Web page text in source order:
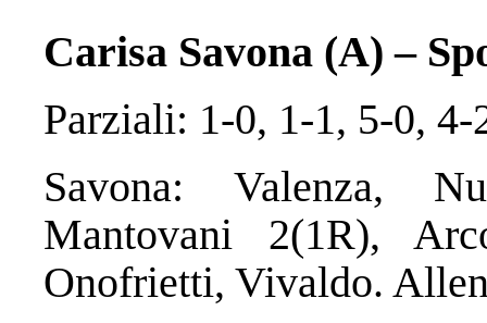
Carisa Savona (A) –
Parziali: 1-0, 1-1, 5-0, 4-
Savona: Valenza,
Mantovani 2(1R),
Onofrietti, Vivaldo.